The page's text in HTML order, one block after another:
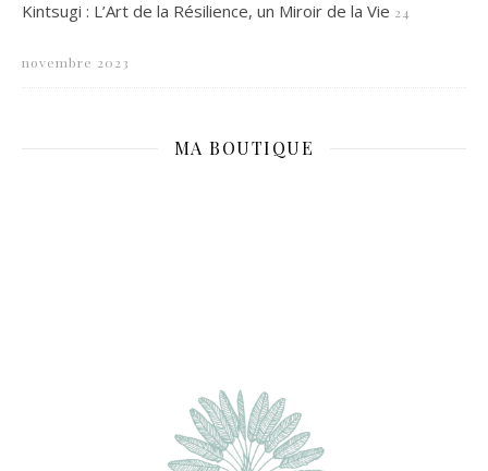
Kintsugi : L’Art de la Résilience, un Miroir de la Vie 24
novembre 2023
MA BOUTIQUE